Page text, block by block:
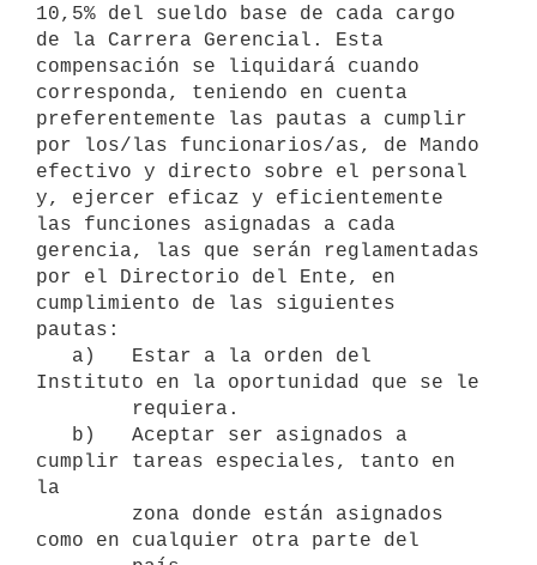
10,5% del sueldo base de cada cargo
de la Carrera Gerencial. Esta
compensación se liquidará cuando
corresponda, teniendo en cuenta
preferentemente las pautas a cumplir
por los/las funcionarios/as, de Mando
efectivo y directo sobre el personal
y, ejercer eficaz y eficientemente
las funciones asignadas a cada
gerencia, las que serán reglamentadas
por el Directorio del Ente, en
cumplimiento de las siguientes
pautas:
Instituto en la oportunidad que se le
cumplir tareas especiales, tanto en
la
como en cualquier otra parte del